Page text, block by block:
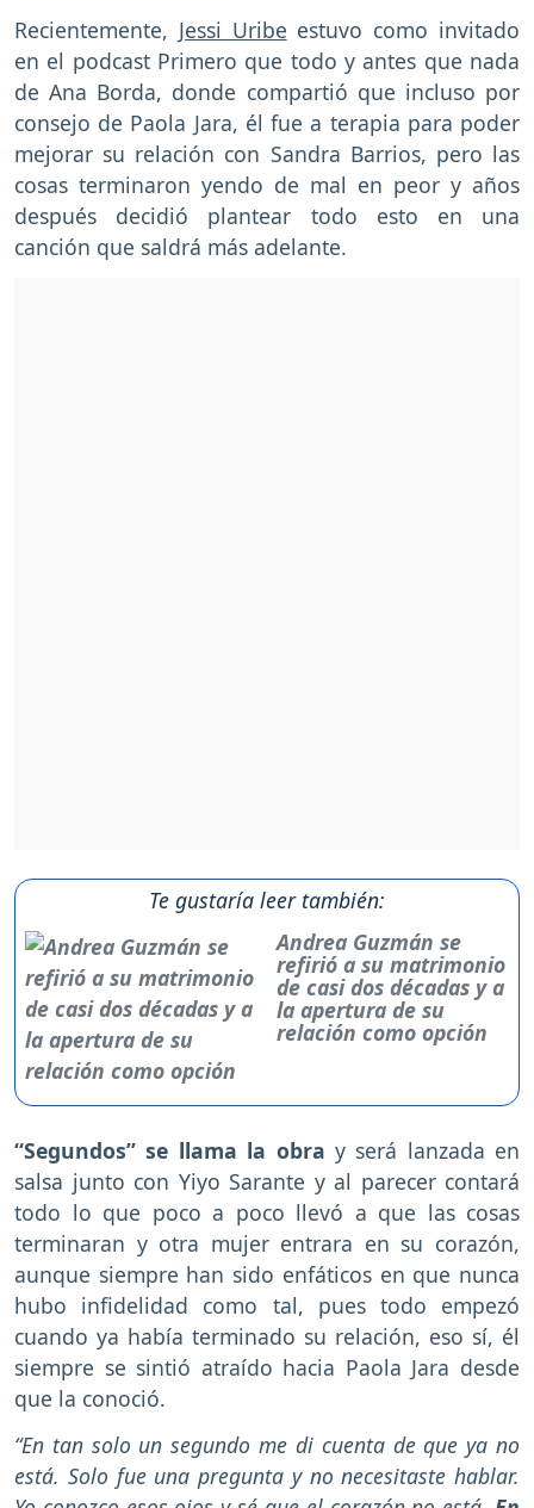
Recientemente, Jessi Uribe estuvo como invitado
en el podcast Primero que todo y antes que nada
de Ana Borda, donde compartió que incluso por
consejo de Paola Jara, él fue a terapia para poder
mejorar su relación con Sandra Barrios, pero las
cosas terminaron yendo de mal en peor y años
después decidió plantear todo esto en una
canción que saldrá más adelante.
Te gustaría leer también:
Andrea Guzmán se
refirió a su matrimonio
de casi dos décadas y a
la apertura de su
relación como opción
“Segundos” se llama la obra y será lanzada en
salsa junto con Yiyo Sarante y al parecer contará
todo lo que poco a poco llevó a que las cosas
terminaran y otra mujer entrara en su corazón,
aunque siempre han sido enfáticos en que nunca
hubo infidelidad como tal, pues todo empezó
cuando ya había terminado su relación, eso sí, él
siempre se sintió atraído hacia Paola Jara desde
que la conoció.
“En tan solo un segundo me di cuenta de que ya no
está. Solo fue una pregunta y no necesitaste hablar.